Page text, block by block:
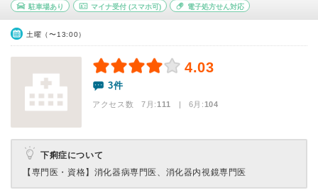
駐車場あり マイナ受付(スマホ可) 電子処方せん対応
土曜（〜13:00）
4.03
3件
アクセス数 7月:111 | 6月:104
下痢症について
【専門医・資格】 消化器病専門医、消化器内視鏡専門医